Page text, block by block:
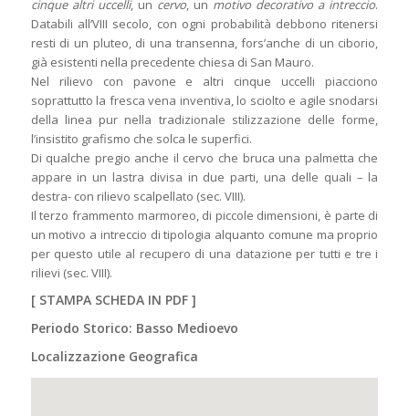
cinque altri uccelli, un cervo, un motivo decorativo a intreccio.
Databili all’VIII secolo, con ogni probabilità debbono ritenersi
resti di un pluteo, di una transenna, fors’anche di un ciborio,
già esistenti nella precedente chiesa di San Mauro.
Nel rilievo con pavone e altri cinque uccelli piacciono
soprattutto la fresca vena inventiva, lo sciolto e agile snodarsi
della linea pur nella tradizionale stilizzazione delle forme,
l’insistito grafismo che solca le superfici.
Di qualche pregio anche il cervo che bruca una palmetta che
appare in un lastra divisa in due parti, una delle quali – la
destra- con rilievo scalpellato (sec. VIII).
Il terzo frammento marmoreo, di piccole dimensioni, è parte di
un motivo a intreccio di tipologia alquanto comune ma proprio
per questo utile al recupero di una datazione per tutti e tre i
rilievi (sec. VIII).
[ STAMPA SCHEDA IN PDF]
Periodo Storico: Basso Medioevo
Localizzazione Geografica